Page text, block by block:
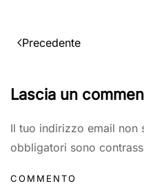
Precedente
Lascia un
Il tuo indirizzo email non
obbligatori sono
COMMENTO